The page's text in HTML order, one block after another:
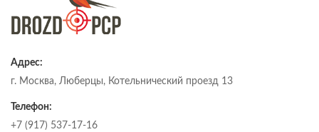
Адрес:
г. Москва, Люберцы, Котельнический проезд 13
Телефон:
+7 (917) 537-17-16